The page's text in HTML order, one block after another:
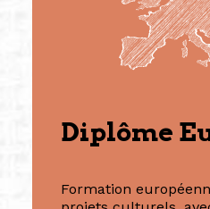
Diplôme
Formation